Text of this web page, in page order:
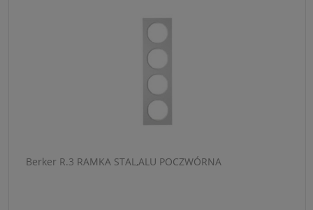
Berker R.3 RAMKA STAL,ALU POCZWÓRNA